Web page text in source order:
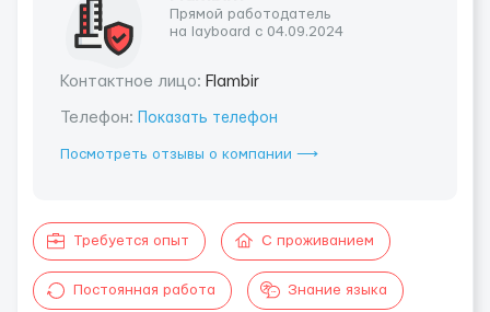
Прямой работодатель
на layboard с 04.09.2024
Контактное лицо: Flambir
Телефон: Показать телефон
Посмотреть отзывы о компании ⟶
Требуется опыт С проживанием
Постоянная работа Знание языка